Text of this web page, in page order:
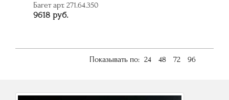
Багет арт. 271.64.350
9618 руб.
Показывать по: 24 48 72 96